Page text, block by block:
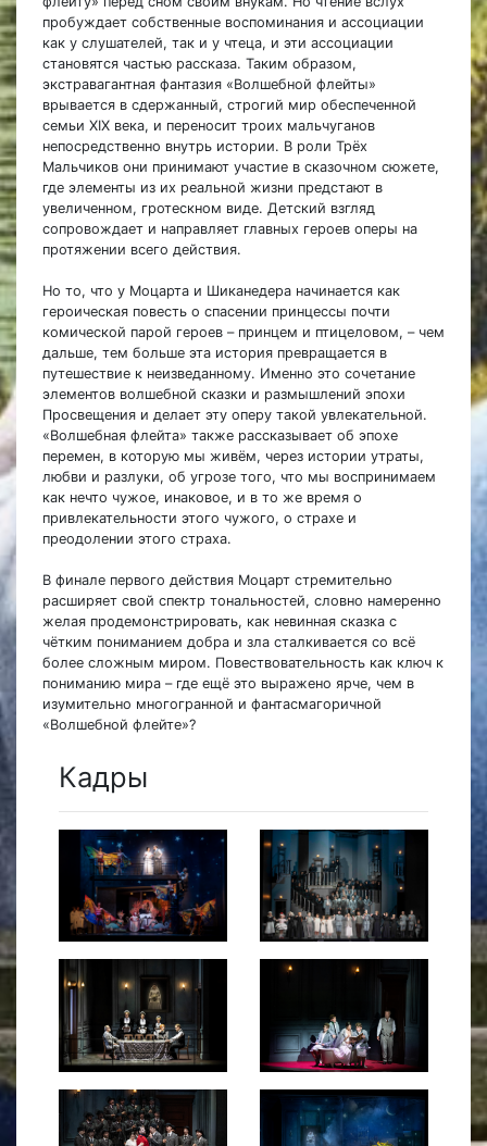
пробуждает собственные воспоминания и ассоциации
как у слушателей, так и у чтеца, и эти ассоциации
становятся частью рассказа. Таким образом,
экстравагантная фантазия «Волшебной флейты»
врывается в сдержанный, строгий мир обеспеченной
семьи XIX века, и переносит троих мальчуганов
непосредственно внутрь истории. В роли Трёх
Мальчиков они принимают участие в сказочном сюжете,
где элементы из их реальной жизни предстают в
увеличенном, гротескном виде. Детский взгляд
сопровождает и направляет главных героев оперы на
протяжении всего действия.
Но то, что у Моцарта и Шиканедера начинается как
героическая повесть о спасении принцессы почти
комической парой героев – принцем и птицеловом, – чем
дальше, тем больше эта история превращается в
путешествие к неизведанному. Именно это сочетание
элементов волшебной сказки и размышлений эпохи
Просвещения и делает эту оперу такой увлекательной.
«Волшебная флейта» также рассказывает об эпохе
перемен, в которую мы живём, через истории утраты,
любви и разлуки, об угрозе того, что мы воспринимаем
как нечто чужое, инаковое, и в то же время о
привлекательности этого чужого, о страхе и
преодолении этого страха.
В финале первого действия Моцарт стремительно
расширяет свой спектр тональностей, словно намеренно
желая продемонстрировать, как невинная сказка с
чётким пониманием добра и зла сталкивается со всё
более сложным миром. Повествовательность как ключ к
пониманию мира – где ещё это выражено ярче, чем в
изумительно многогранной и фантасмагоричной
«Волшебной флейте»?
Кадры